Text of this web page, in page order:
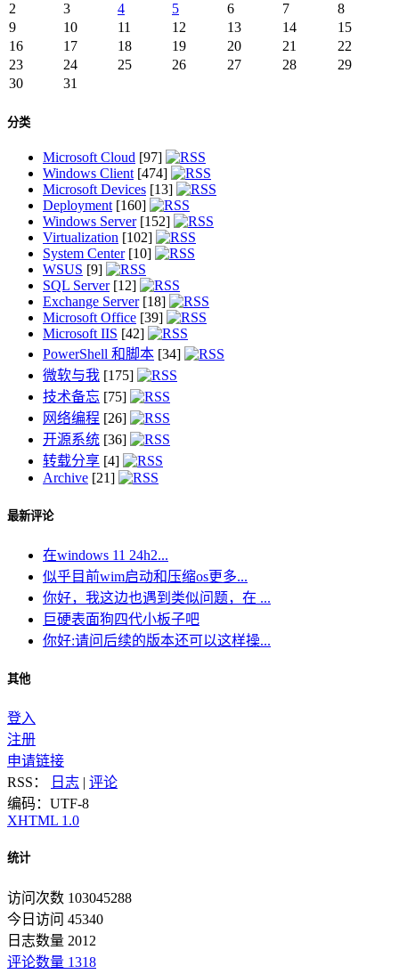
2
3 4 5 6 7
8
9
10 11 12 13 14
15
16
17 18 19 20 21
22
23
24 25 26 27 28
29
30
31
分类
Microsoft Cloud [97]
Windows Client[474]
Microsoft Devices [13]
Deployment[160]
Windows Server[152]
Virtualization [102]
System Center[10]
WSUS [9]
SQL Server[12]
Exchange Server[18]
Microsoft Office [39]
Microsoft IIS [42]
PowerShell 和脚本 [34]
微软与我 [175]
技术备忘 [75]
网络编程 [26]
开源系统 [36]
转载分享 [4]
Archive [21]
最新评论
在windows 11 24h2...
似乎目前wim启动和压缩os更多...
你好，我这边也遇到类似问题，在 ...
巨硬表面狗四代小板子吧
你好:请问后续的版本还可以这样操...
其他
登入
注册
申请链接
RSS：
日志 | 评论
编码：UTF-8
XHTML 1.0
统计
访问次数 103045288
今日访问 45340
日志数量 2012
评论数量 1318